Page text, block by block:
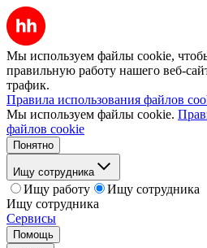
Мы используем файлы cookie,
правильную работу нашего веб-
трафик.
Правила использования файлов
Мы используем файлы cookie.
файлов cookie
Понятно
Ищу сотрудника
Ищу работу
Ищу сотрудника
Ищу сотрудника
Сервисы
Помощь